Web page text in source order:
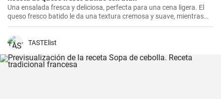
Una ensalada fresca y deliciosa, perfecta para una cena ligera. El
queso fresco batido le da una textura cremosa y suave, mientras
que el atún le aporta proteínas con el sabor. Suele servirse fría,
TASTElist